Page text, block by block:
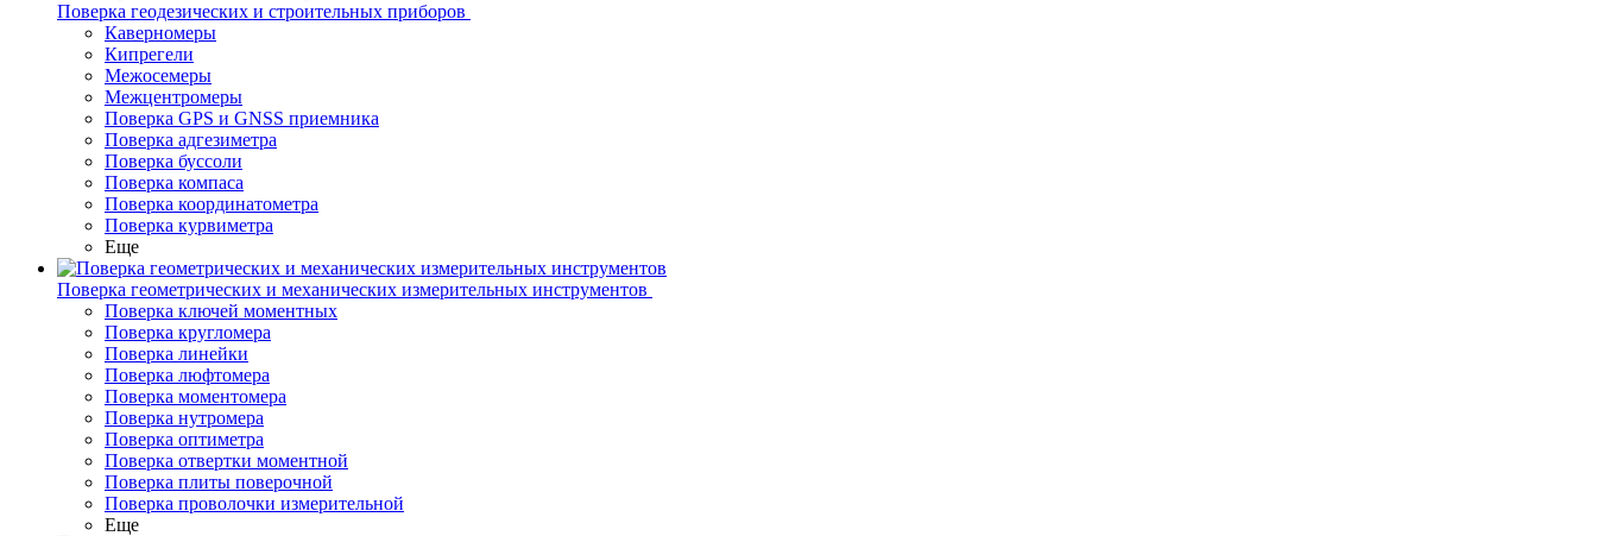
Поверка геодезических и строительных приборов
Каверномеры
Кипрегели
Межосемеры
Межцентромеры
Поверка GPS и GNSS приемника
Поверка адгезиметра
Поверка буссоли
Поверка компаса
Поверка координатометра
Поверка курвиметра
Еще
Поверка геометрических и механических измерительных инструментов
Поверка ключей моментных
Поверка кругломера
Поверка линейки
Поверка люфтомера
Поверка моментомера
Поверка нутромера
Поверка оптиметра
Поверка отвертки моментной
Поверка плиты поверочной
Поверка проволочки измерительной
Еще